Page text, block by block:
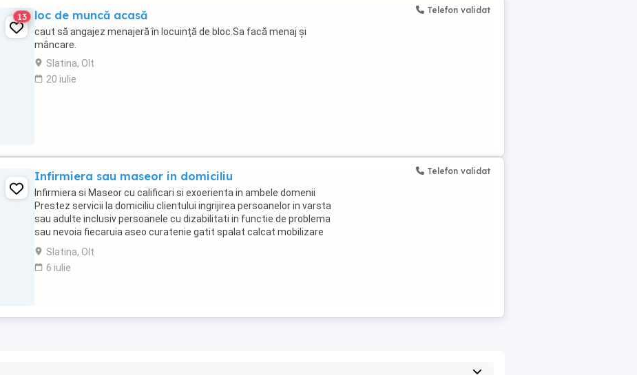
13 loc de muncă acasă
caut să angajez menajeră în locuință de bloc.Sa facă menaj și
mâncare.
Slatina, Olt
20 iulie
Telefon validat
Infirmiera sau maseor in domiciliu
Infirmiera si Maseor cu calificari si exoerienta in ambele domenii
Prestez servicii la domiciliu clientului ingrijirea persoanelor in varsta
sau adulte inclusiv persoanele cu dizabilitati in functie de problema
sau nevoia fiecaruia aseo curatenie gatit spalat calcat mobilizare
medicatie,masaje,etc. ...
Slatina, Olt
6 iulie
Telefon validat